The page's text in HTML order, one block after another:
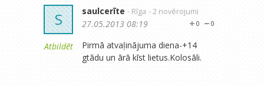
S
Atbildēt
saulcerīte - Rīga - 2 novērojumi
0
0
27.05.2013 08:19
Pirmā atvaļinājuma diena-+14
gtādu un ārā kīst lietus.Kolosāli.